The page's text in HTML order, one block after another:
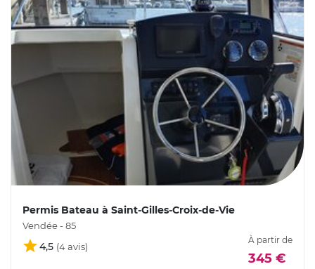
Permis Bateau à Saint-Gilles-Croix-de-Vie
Vendée - 85
4,5
À partir de
345 €